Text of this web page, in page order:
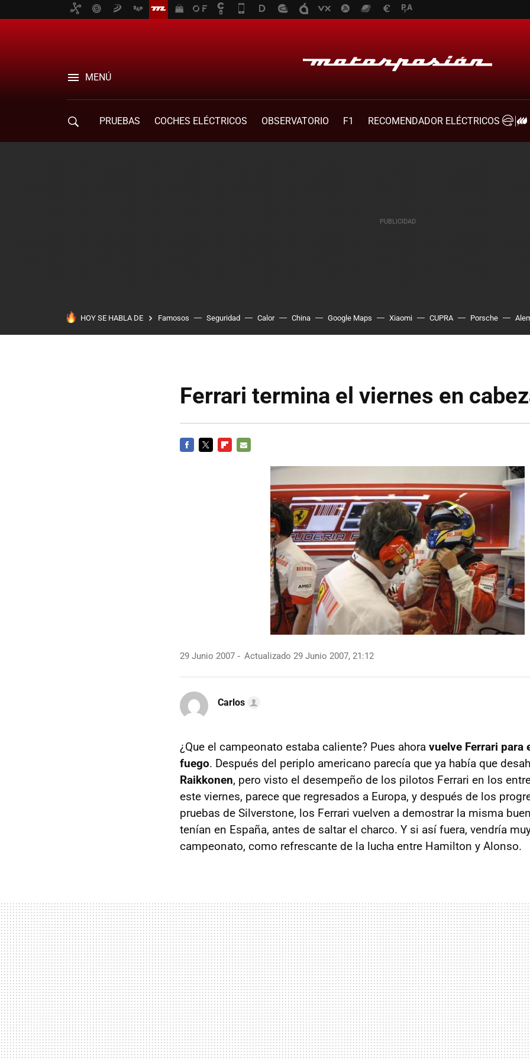
MENÚ
PRUEBAS COCHES ELÉCTRICOS OBSERVATORIO F1
RECOMENDADOR ELÉCTRICOS
HOY SE HABLA DE Famosos Seguridad Calor China Google Maps Xiaomi CUPRA Porsche
Ferrari termina el viernes en
29 Junio 2007 Actualizado 29 Junio 2007, 21:12
Carlos
¿Que el campeonato estaba caliente? Pues ahora vuelve Ferrari para
fuego. Después del periplo americano parecía que ya había que
Raikkonen, pero visto el desempeño de los pilotos Ferrari en los
este viernes, parece que regresados a Europa, y después de los
pruebas de Silverstone, los Ferrari vuelven a demostrar la misma
tenían en España, antes de saltar el charco. Y si así fuera, vendría
campeonato, como refrescante de la lucha entre Hamilton y Alonso.